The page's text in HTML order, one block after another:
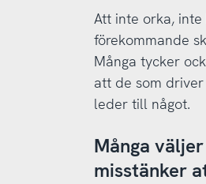
Att inte orka,
förekommande
Många tycker
att de som
leder till något.
Många
misstänker